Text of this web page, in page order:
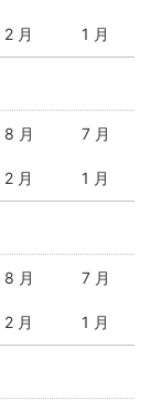
2 月 1 月
8 月 7 月
2 月 1 月
8 月 7 月
2 月 1 月